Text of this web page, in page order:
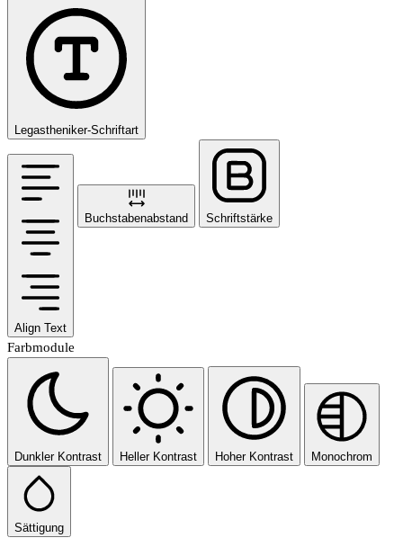
Legastheniker-Schriftart
Align Text
Buchstabenabstand Schriftstärke
Farbmodule
Dunkler Kontrast Heller Kontrast Hoher Kontrast Monochrom
Sättigung